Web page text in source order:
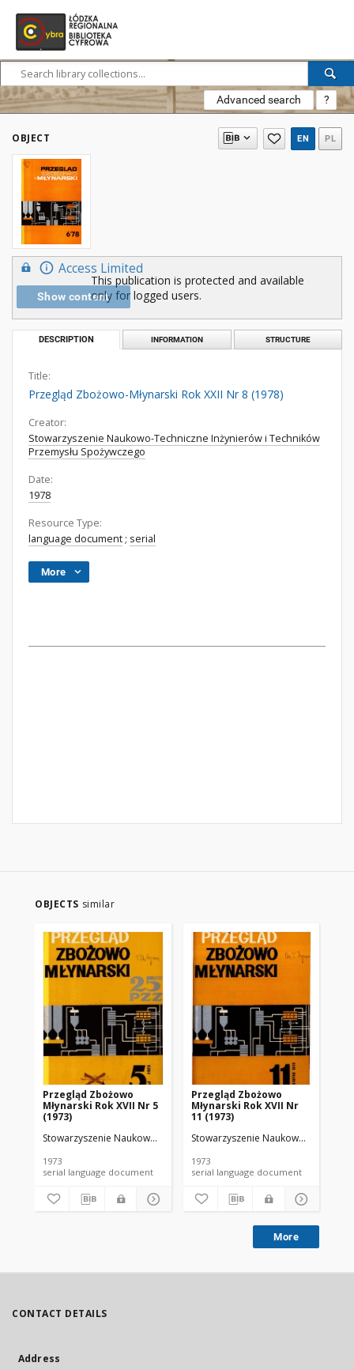
Advanced search ?
OBJECT EN PL
Access Limited
Show content
This publication is protected and available
only for logged users.
DESCRIPTION INFORMATION STRUCTURE
Title:
Przegląd Zbożowo-Młynarski Rok XXII Nr 8 (1978)
Creator:
Stowarzyszenie Naukowo-Techniczne Inżynierów i Techników
Przemysłu Spożywczego
Date:
1978
Resource Type:
language document ; serial
More
OBJECTS similar
Przegląd Zbożowo
Młynarski Rok XVII Nr 5
(1973)
Stowarzyszenie Naukowo-Techniczne Inżynierów i Techników
1973
serial language document
Przegląd Zbożowo
Młynarski Rok XVII Nr
11 (1973)
Stowarzyszenie Naukowo-
1973
serial language document
More
CONTACT DETAILS
Address